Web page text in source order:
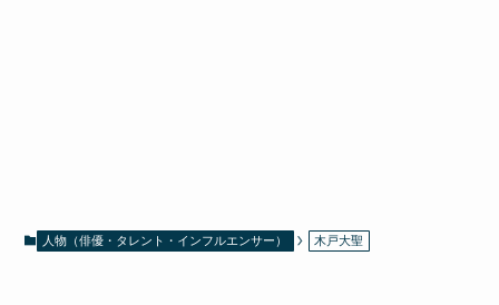
人物（俳優・タレント・インフルエンサー） 木戸大聖